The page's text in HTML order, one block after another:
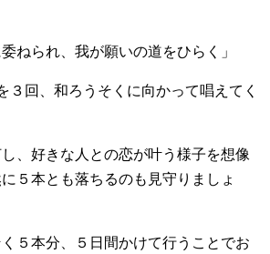
ねられ、我が願いの道をひらく」
３回、和ろうそくに向かって唱えてく
、好きな人との恋が叶う様子を想像
５本とも落ちるのも見守りましょ
５本分、５日間かけて行うことでお